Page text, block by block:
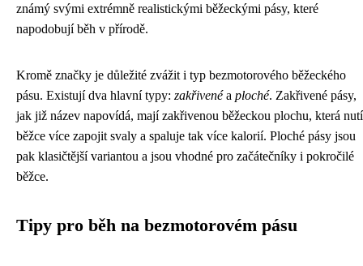
známý svými extrémně realistickými běžeckými pásy, které
napodobují běh v přírodě.
Kromě značky je důležité zvážit i typ bezmotorového běžeckého
pásu. Existují dva hlavní typy: zakřivenéa ploché. Zakřivené pásy,
jak již název napovídá, mají zakřivenou běžeckou plochu, která nutí
běžce více zapojit svaly a spaluje tak více kalorií. Ploché pásy jsou
pak klasičtější variantou a jsou vhodné pro začátečníky i pokročilé
běžce.
Tipy pro běh na bezmotorovém pásu